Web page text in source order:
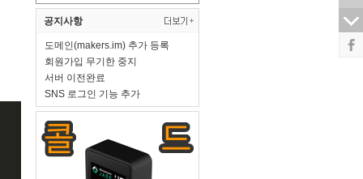
공지사항
도메인(makers.im) 추가 등록
회원가입 무기한 중지
서버 이전완료
SNS 로그인 기능 추가